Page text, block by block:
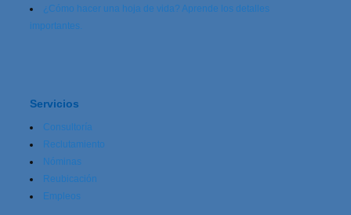
¿Cómo hacer una hoja de vida? Aprende los detalles
importantes.
Servicios
Consultoría
Reclutamiento
Nóminas
Reubicación
Empleos